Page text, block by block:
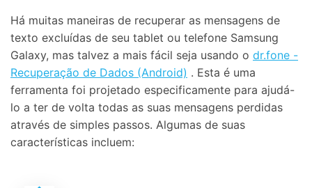
Há muitas maneiras de recuperar as mensagens de
texto excluídas de seu tablet ou telefone Samsung
Galaxy, mas talvez a mais fácil seja usando o dr.fone -
Recuperação de Dados (Android) . Esta é uma
ferramenta foi projetado especificamente para ajudá-
lo a ter de volta todas as suas mensagens perdidas
através de simples passos. Algumas de suas
características incluem: